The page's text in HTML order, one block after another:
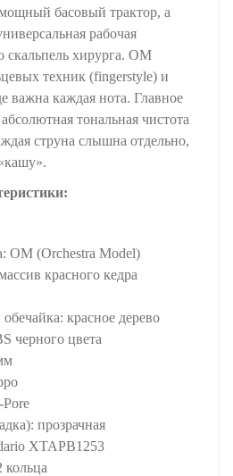
басовый трактор, а
рабочая
скальпель хирурга. OM
техник (fingerstyle) и
важна каждая нота. Главное
тональная чистота
струна слышна отдельно,
OM (Orchestra Model)
красного кедра
красное дерево
черного цвета
прозрачная
XTAPB1253
кольца